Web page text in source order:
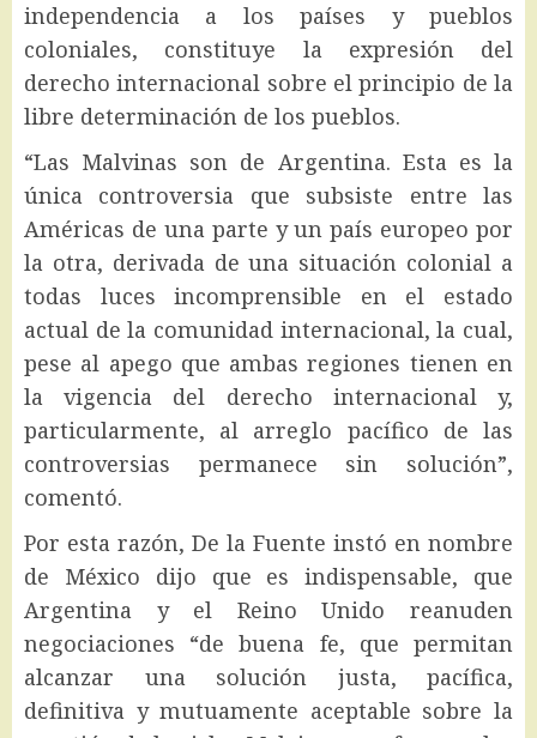
independencia a los países y pueblos
coloniales, constituye la expresión del
derecho internacional sobre el principio de la
libre determinación de los pueblos.
“Las Malvinas son de Argentina. Esta es la
única controversia que subsiste entre las
Américas de una parte y un país europeo por
la otra, derivada de una situación colonial a
todas luces incomprensible en el estado
actual de la comunidad internacional, la cual,
pese al apego que ambas regiones tienen en
la vigencia del derecho internacional y,
particularmente, al arreglo pacífico de las
controversias permanece sin solución”,
comentó.
Por esta razón, De la Fuente instó en nombre
de México dijo que es indispensable, que
Argentina y el Reino Unido reanuden
negociaciones “de buena fe, que permitan
alcanzar una solución justa, pacífica,
definitiva y mutuamente aceptable sobre la